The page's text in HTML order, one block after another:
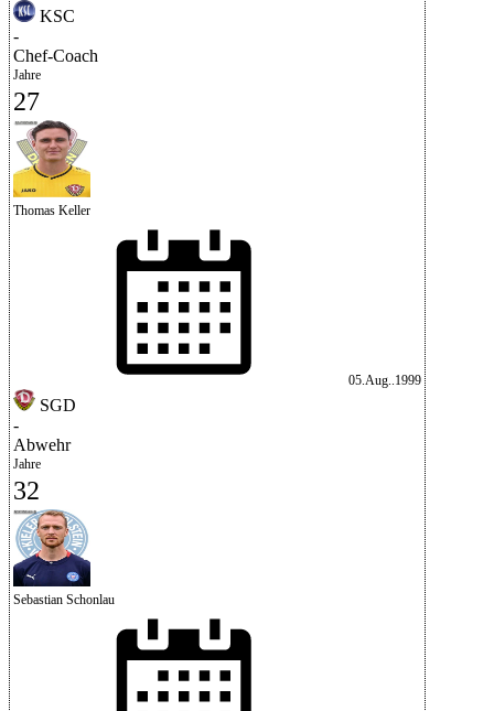
KSC
-
Chef-Coach
Jahre
27
Thomas Keller
05.Aug..1999
SGD
-
Abwehr
Jahre
32
Sebastian Schonlau